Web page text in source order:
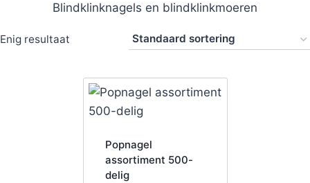
Blindklinknagels en blindklinkmoeren
Enig resultaat
Popnagel
assortiment 500-
delig